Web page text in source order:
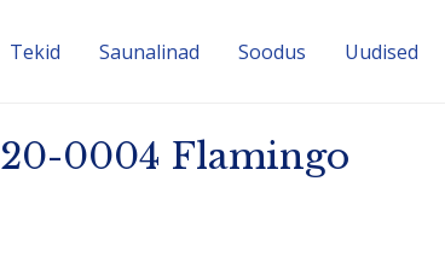
Tekid Sauna­linad Soodus Uudised
20-0004 Flamingo